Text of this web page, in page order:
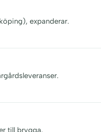
expanderar.
till brygga.